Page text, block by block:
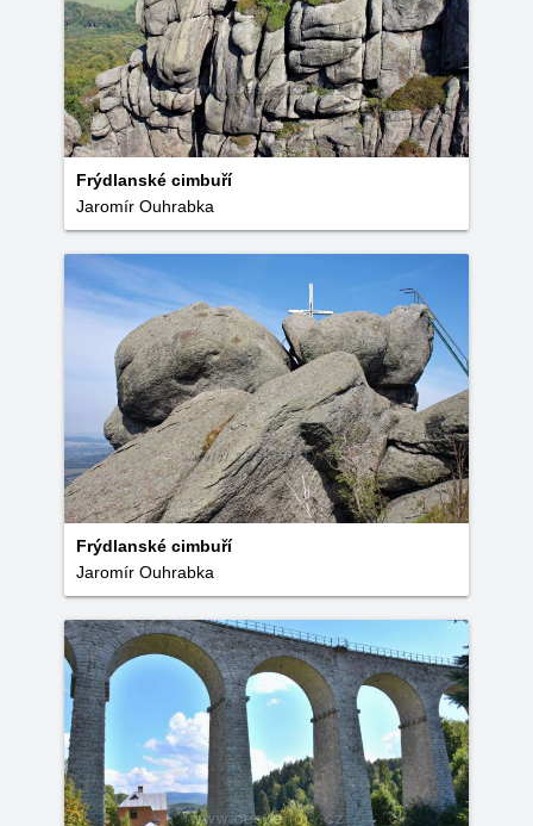
Frýdlanské cimbuří
Jaromír Ouhrabka
Frýdlanské cimbuří
Jaromír Ouhrabka